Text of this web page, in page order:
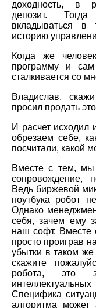
доходность, в
депозит.
вкладываться
историю
Когда же
программу и
сталкивается со
Владислав,
просил продать
И расчет исходил
обрезаем себе,
посчитали, какой
Вместе с тем, мы
сопровождение,
Ведь биржевой
ноутбука робот
Однако
себя, зачем ему
наш софт. Вместе
просто проиграв
убытки в таком
скажите
робота, это
Специфика
алгоритма может